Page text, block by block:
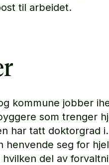
til arbeidet.
kommune jobber
som trenger
har tatt doktorgrad
henvende seg for
del av